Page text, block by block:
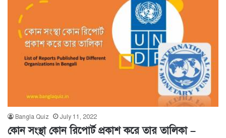
Bangla Quiz July 11, 2022
কোন সংস্থা কোন রিপোর্ট প্রকাশ করে তার তালিকা –